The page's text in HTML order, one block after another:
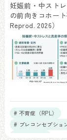
妊娠前・中スト
の前向きコホー
Reprod. 2026）
# 不育症（RPL）
# プレコンセプショ
# 心理的素因